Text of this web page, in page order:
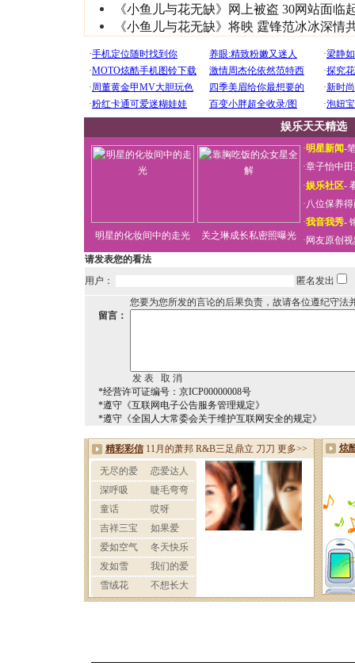
《小鱼儿与花无缺》网上被盗 30网站面临
《小鱼儿与花无缺》将映 霆锋范冰冰深情
娱乐天天精选
明星的化妆间中的走光 关之琳成长私密照曝光
·明星新闻-
·章子怡中
·娱乐社区-
·八位保养
·我音我秀-
· 网友原创
请发表您的看法
用户：
匿名发出
您要为您所发的言论的后果负责，故请各位遵纪守法
留言：
*经营许可证编号：京ICP00000008号
*遵守《互联网电子公告服务管理规定》
*遵守《全国人大常委会关于维护互联网安全的规定》